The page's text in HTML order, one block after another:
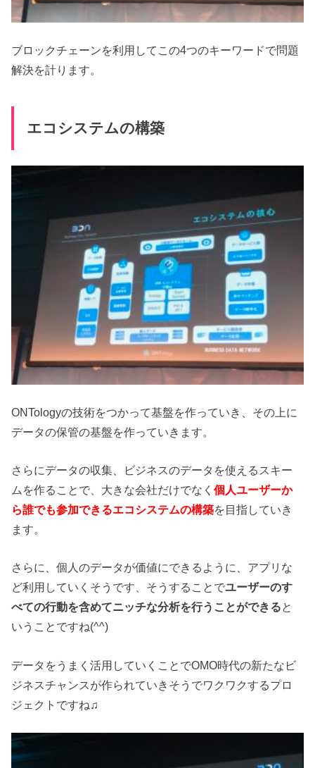
ブロックチェーンを利用してこの4つのキーワードで問題
解決を計ります。
エコシステムの構築
ONTologyの技術をつかって基盤を作っていき、その上に
データの保管の基盤を作っていきます。
さらにデータの収集、ビジネスのデータを使えるスキー
ムを作ることで、大きな会社だけでなく個人ユーザーか
ら誰でも参加できるエコシステムの構築を目指していき
ます。
さらに、個人のデータが価値にできるように、アプリな
ど利用していくそうです、そうすることでユーザーのす
べての行動を含めてニッチな分析を行うことができると
いうことですね(^^)
データをうまく活用していくことでOMO時代の新たなビ
ジネスチャンスが作られていきそうでワクワクするプロ
ジェクトですね♫